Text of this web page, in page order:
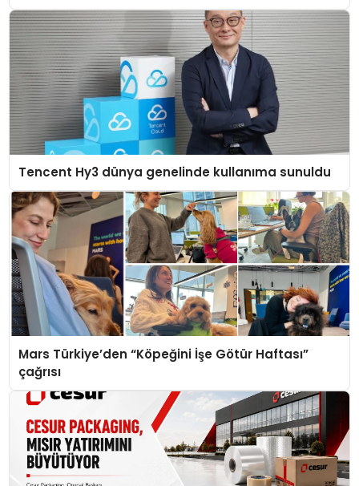
Tencent Hy3 dünya genelinde kullanıma sunuldu
Mars Türkiye’den “Köpeğini İşe Götür Haftası”
çağrısı